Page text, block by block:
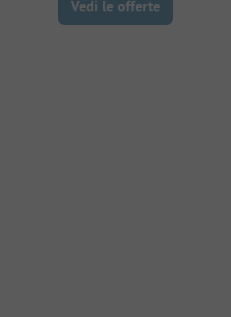
Vedi le offerte